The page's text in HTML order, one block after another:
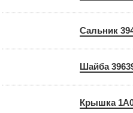
Сальник
Шайба
Крышка